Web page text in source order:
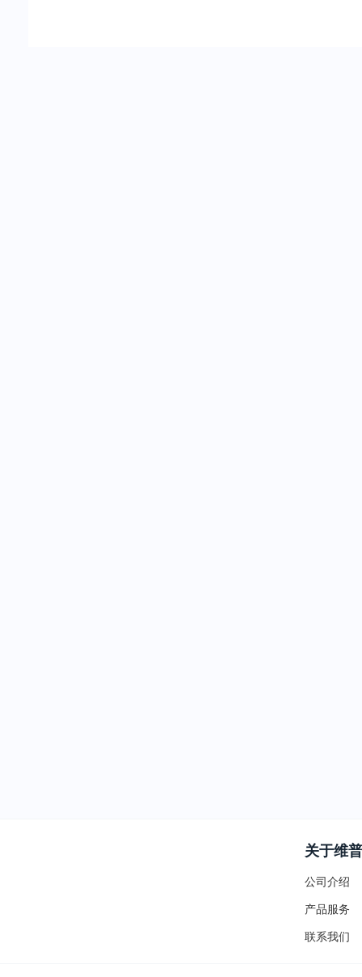
关于维普
公司介绍
产品服务
联系我们